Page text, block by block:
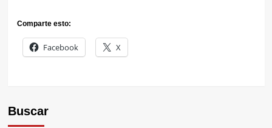
Comparte esto:
Facebook X
Buscar